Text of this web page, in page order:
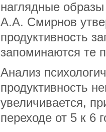
наглядные
А.А. Смирнов
продуктивность
запоминаются те
Анализ
продуктивность
увеличивается,
переходе от 5 к 6